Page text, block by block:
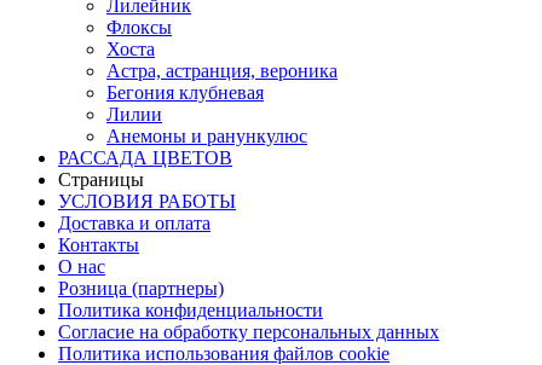
Лилейник
Флоксы
Хоста
Астра, астранция, вероника
Бегония клубневая
Лилии
Анемоны и ранункулюс
РАССАДА ЦВЕТОВ
Страницы
УСЛОВИЯ РАБОТЫ
Доставка и оплата
Контакты
О наc
Розница (партнеры)
Политика конфиденциальности
Согласие на обработку персональных данных
Политика использования файлов сookie